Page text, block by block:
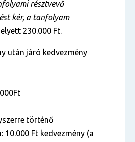
résztvevő
kér, a tanfolyam
230.000 Ft.
után járó kedvezmény
történő
10.000 Ft kedvezmény (a